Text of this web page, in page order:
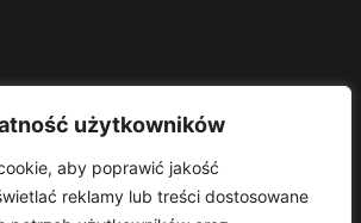
użytkowników
aby poprawić jakość
reklamy lub treści dostosowane